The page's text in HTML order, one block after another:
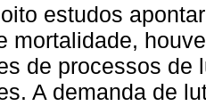
estudos
mortalidade,
de processos de
A demanda de